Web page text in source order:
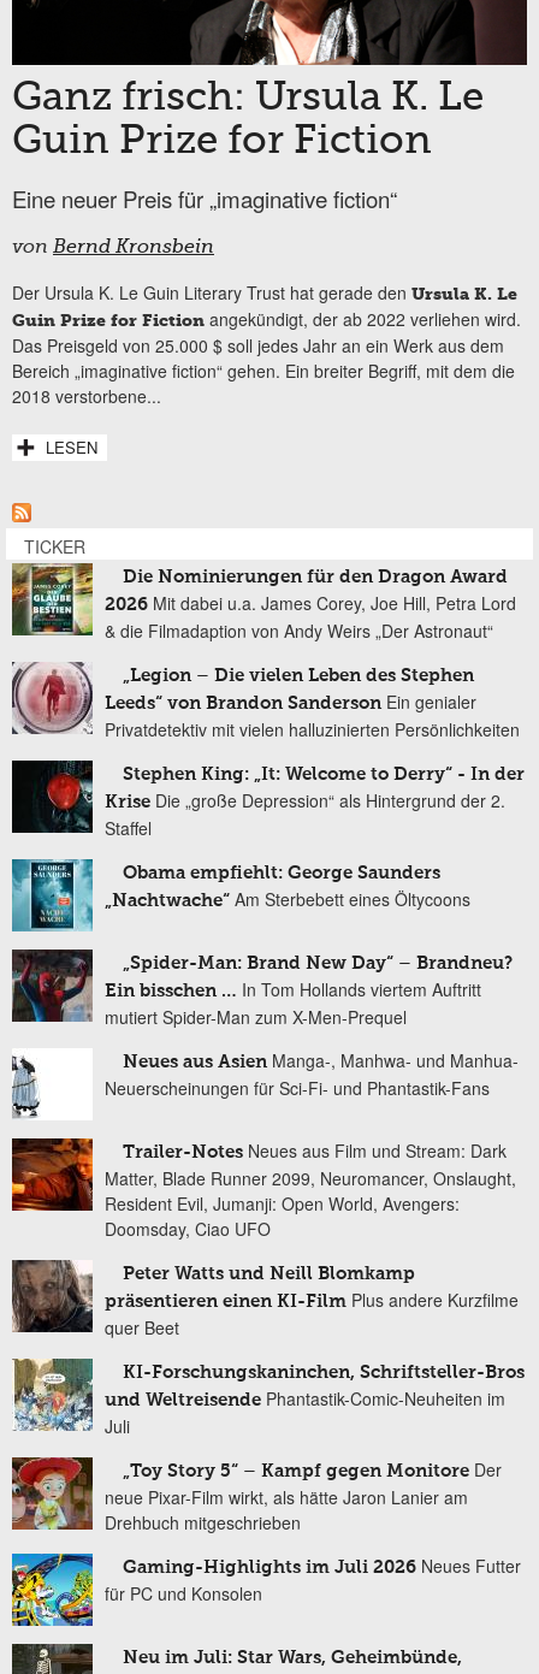
Ganz frisch: Ursula K. Le
Guin Prize for Fiction
Eine neuer Preis für „imaginative fiction“
von Bernd Kronsbein
Der Ursula K. Le Guin Literary Trust hat gerade den Ursula K. Le
Guin Prize for Fiction angekündigt, der ab 2022 verliehen wird.
Das Preisgeld von 25.000 $ soll jedes Jahr an ein Werk aus dem
Bereich „imaginative fiction“ gehen. Ein breiter Begriff, mit dem die
2018 verstorbene...
LESEN
TICKER
Die Nominierungen für den Dragon Award
2026 Mit dabei u.a. James Corey, Joe Hill, Petra Lord
& die Filmadaption von Andy Weirs „Der Astronaut“
„Legion – Die vielen Leben des Stephen
Leeds“ von Brandon Sanderson Ein genialer
Privatdetektiv mit vielen halluzinierten Persönlichkeiten
Stephen King: „It: Welcome to Derry“ - In der
Krise Die „große Depression“ als Hintergrund der 2.
Staffel
Obama empfiehlt: George Saunders
„Nachtwache“ Am Sterbebett eines Öltycoons
„Spider-Man: Brand New Day“ – Brandneu?
Ein bisschen … In Tom Hollands viertem Auftritt
mutiert Spider-Man zum X-Men-Prequel
Neues aus Asien Manga-, Manhwa- und Manhua-
Neuerscheinungen für Sci-Fi- und Phantastik-Fans
Trailer-Notes Neues aus Film und Stream: Dark
Matter, Blade Runner 2099, Neuromancer, Onslaught,
Resident Evil, Jumanji: Open World, Avengers:
Doomsday, Ciao UFO
Peter Watts und Neill Blomkamp
präsentieren einen KI-Film Plus andere Kurzfilme
quer Beet
KI-Forschungskaninchen, Schriftsteller-Bros
und Weltreisende Phantastik-Comic-Neuheiten im
Juli
„Toy Story 5“ – Kampf gegen Monitore Der
neue Pixar-Film wirkt, als hätte Jaron Lanier am
Drehbuch mitgeschrieben
Gaming-Highlights im Juli 2026 Neues Futter
für PC und Konsolen
Neu im Juli: Star Wars, Geheimbünde,